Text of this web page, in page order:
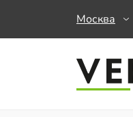
Москва